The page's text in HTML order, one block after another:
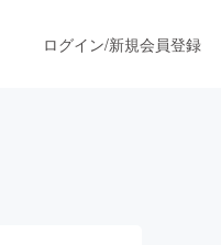
ログイン/新規会員登録